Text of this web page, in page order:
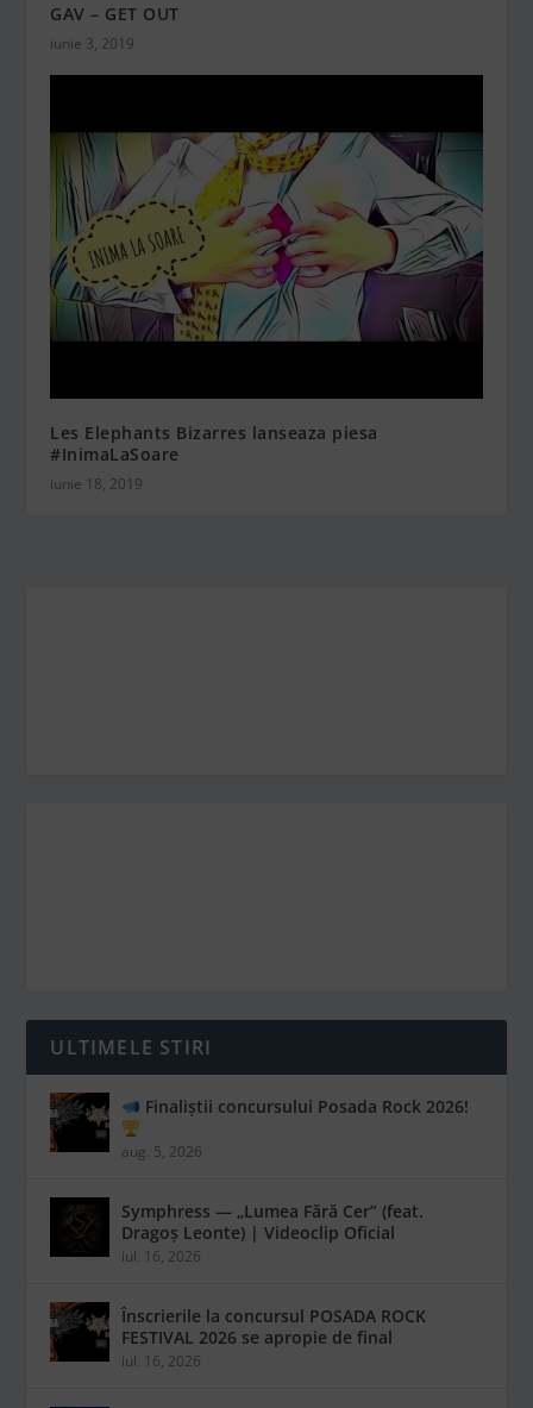
GAV – GET OUT
iunie 3, 2019
Les Elephants Bizarres lanseaza piesa
#InimaLaSoare
iunie 18, 2019
ULTIMELE STIRI
Finaliștii concursului Posada Rock 2026!
aug. 5, 2026
Symphress — „Lumea Fără Cer” (feat.
Dragoș Leonte) | Videoclip Oficial
iul. 16, 2026
Înscrierile la concursul POSADA ROCK
FESTIVAL 2026 se apropie de final
iul. 16, 2026